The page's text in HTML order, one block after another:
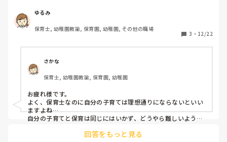
私だけでしょうか、、、
療育など通ってますが、公園で、お友達とトラブルが起こる
ことも遠く、暴言や蹴る叩くが多く、本当に手を焼いていま
す。
ママも保育士も、、、子どもといるのに疲れちゃいました
ゆるみ
保育士, 幼稚園教諭, 保育園, 幼稚園, その他の職場
3 ・ 12/22
さかな
保育士, 幼稚園教諭, 保育園, 幼稚園
お疲れ様です。
よく、保育士なのに自分の子育ては理想通りにならないといい
ますよね…
自分の子育てと保育は同じにはいかず、どうやら難しいようで
回答をもっと見る